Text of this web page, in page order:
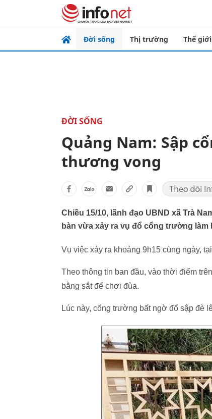
Đời sống Thị trường Thế giới
ĐỜI SỐNG
Quảng Nam: Sập
thương vong
Chiều 15/10, lãnh đạo UBND xã Trà
bàn vừa xảy ra vụ đổ cổng trường
Vụ việc xảy ra khoảng 9h15 cùng ngày,
Theo thông tin ban đầu, vào thời điểm
bằng sắt để chơi đùa.
Lúc này, cổng trường bất ngờ đổ sập đè